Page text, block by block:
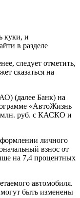
куки, и
в разделе
следует отметить,
сказаться на
(далее Банк) на
«АвтоЖизнь
млн. руб. с КАСКО и
личного
взнос от
на 7,4 процентных
автомобиля.
быть изменены